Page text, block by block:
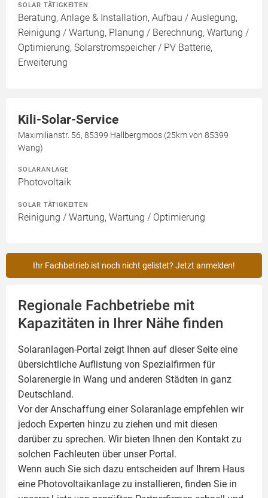
SOLAR TÄTIGKEITEN
Beratung, Anlage & Installation, Aufbau / Auslegung,
Reinigung / Wartung, Planung / Berechnung, Wartung /
Optimierung, Solarstromspeicher / PV Batterie,
Erweiterung
Kili-Solar-Service
Maximilianstr. 56, 85399 Hallbergmoos (25km von 85399
Wang)
SOLARANLAGE
Photovoltaik
SOLAR TÄTIGKEITEN
Reinigung / Wartung, Wartung / Optimierung
Ihr Fachbetrieb ist noch nicht gelistet? Jetzt anmelden!
Regionale Fachbetriebe mit
Kapazitäten in Ihrer Nähe finden
Solaranlagen-Portal zeigt Ihnen auf dieser Seite eine
übersichtliche Auflistung von Spezialfirmen für
Solarenergie in Wang und anderen Städten in ganz
Deutschland.
Vor der Anschaffung einer Solaranlage empfehlen wir
jedoch Experten hinzu zu ziehen und mit diesen
darüber zu sprechen. Wir bieten Ihnen den Kontakt zu
solchen Fachleuten über unser Portal.
Wenn auch Sie sich dazu entscheiden auf Ihrem Haus
eine Photovoltaikanlage zu installieren, finden Sie in